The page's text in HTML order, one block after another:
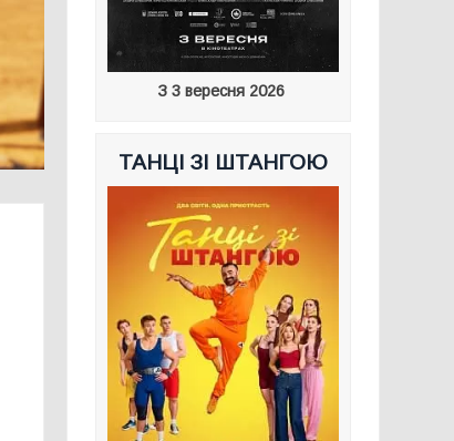
З 3 вересня 2026
ТАНЦІ ЗІ ШТАНГОЮ